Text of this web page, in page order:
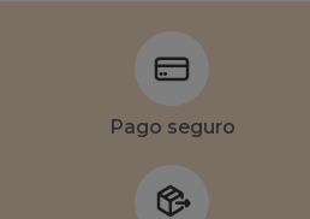
Pago seguro